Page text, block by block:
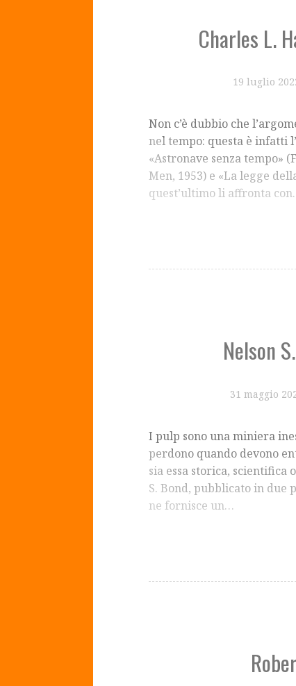
Charles L.
19 luglio
Non c’è dubbio che
nel tempo: questa è infatti
«Astronave senza tempo»
Men, 1953) e «La legge
quest’ultimo li affronta
Nelson
31 maggio
I pulp sono una miniera
perdono quando devono
sia essa storica, scientifica
S. Bond, pubblicato in due
ne fornisce un…